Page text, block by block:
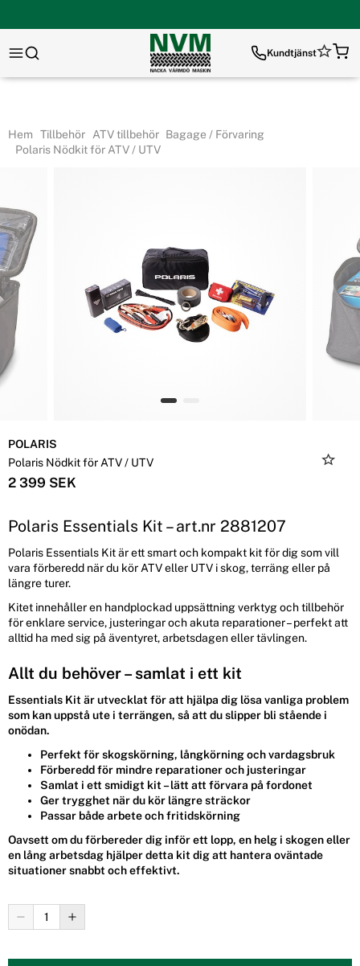
Kundtjänst
Hem Tillbehör ATV tillbehör Bagage / Förvaring
Polaris Nödkit för ATV / UTV
POLARIS
Polaris Nödkit för ATV / UTV
2 399 SEK
Polaris Essentials Kit – art.nr 2881207
Polaris Essentials Kit är ett smart och kompakt kit för dig som vill
vara förberedd när du kör ATV eller UTV i skog, terräng eller på
längre turer.
Kitet innehåller en handplockad uppsättning verktyg och tillbehör
för enklare service, justeringar och akuta reparationer – perfekt att
alltid ha med sig på äventyret, arbetsdagen eller tävlingen.
Allt du behöver – samlat i ett kit
Essentials Kit är utvecklat för att hjälpa dig lösa vanliga problem
som kan uppstå ute i terrängen, så att du slipper bli stående i
onödan.
Perfekt för skogskörning, långkörning och vardagsbruk
Förberedd för mindre reparationer och justeringar
Samlat i ett smidigt kit – lätt att förvara på fordonet
Ger trygghet när du kör längre sträckor
Passar både arbete och fritidskörning
Oavsett om du förbereder dig inför ett lopp, en helg i skogen eller
en lång arbetsdag hjälper detta kit dig att hantera oväntade
situationer snabbt och effektivt.